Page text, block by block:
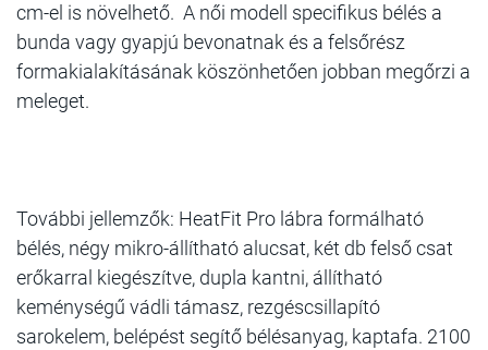
cm-el is növelhető. A női modell specifikus bélés a
bunda vagy gyapjú bevonatnak és a felsőrész
formakialakításának köszönhetően jobban megőrzi a
meleget.
További jellemzők: HeatFit Pro lábra formálható
bélés, négy mikro-állítható alucsat, két db felső csat
erőkarral kiegészítve, dupla kantni, állítható
keménységű vádli támasz, rezgéscsillapító
sarokelem, belépést segítő bélésanyag, kaptafa. 2100